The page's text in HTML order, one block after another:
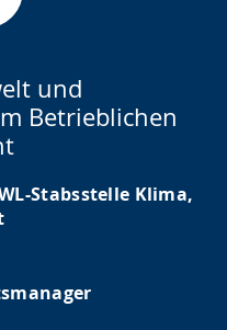
und
Betrieblichen
Stabsstelle Klima,